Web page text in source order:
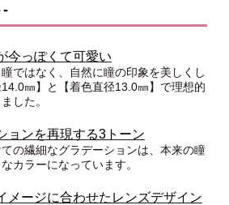
-
今っぽくて可愛い
ではなく、自然に瞳の印象を美しくし
㎜】と【着色直径13.0㎜】で理想的
した。
ョンを再現する3トーン
の繊細なグラデーションは、本来の瞳
カラーになっています。
メージに合わせたレンズデザイン